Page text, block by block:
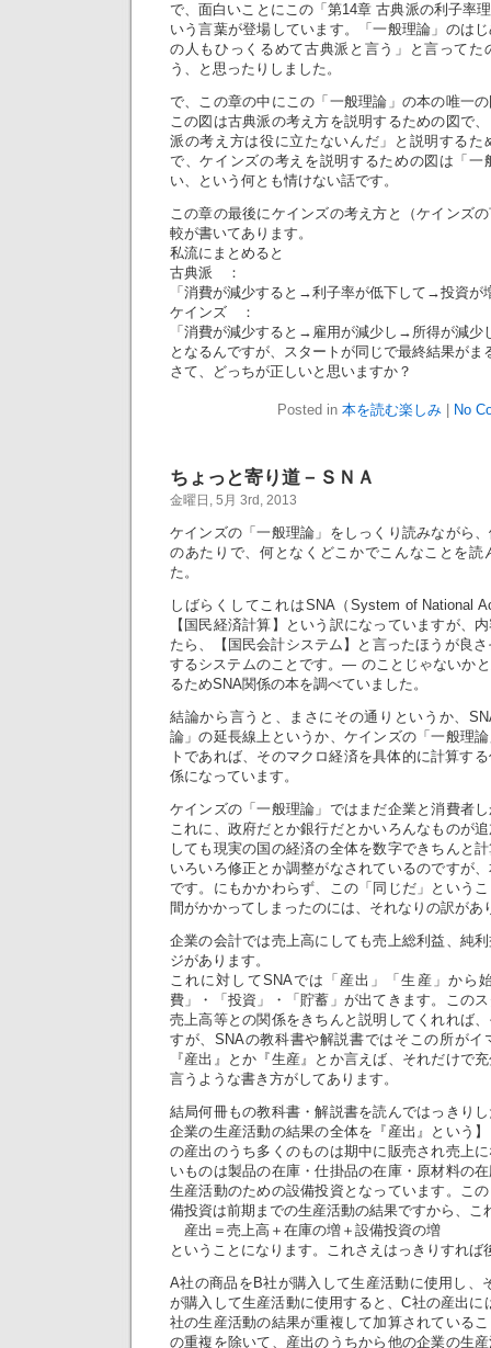
で、面白いことにこの「第14章 古典派の利子率
いう言葉が登場しています。「一般理論」のは
の人もひっくるめて古典派と言う」と言ってた
う、と思ったりしました。
で、この章の中にこの「一般理論」の本の唯一
この図は古典派の考え方を説明するための図で
派の考え方は役に立たないんだ」と説明するた
で、ケインズの考えを説明するための図は「一
い、という何とも情けない話です。
この章の最後にケインズの考え方と（ケインズ
較が書いてあります。
私流にまとめると
古典派 ：
「消費が減少すると→利子率が低下して→投資が
ケインズ ：
「消費が減少すると→雇用が減少し→所得が減
となるんですが、スタートが同じで最終結果がま
さて、どっちが正しいと思いますか？
Posted in 本を読む楽しみ| No
ちょっと寄り道－ＳＮＡ
金曜日, 5月 3rd, 2013
ケインズの「一般理論」をしっくり読みながら
のあたりで、何となくどこかでこんなことを読
た。
しばらくしてこれはSNA（System of National
【国民経済計算】という訳になっていますが、
たら、【国民会計システム】と言ったほうが良
するシステムのことです。― のことじゃないか
るためSNA関係の本を調べていました。
結論から言うと、まさにその通りというか、
論」の延長線上というか、ケインズの「一般理
トであれば、そのマクロ経済を具体的に計算す
係になっています。
ケインズの「一般理論」ではまだ企業と消費者
これに、政府だとか銀行だとかいろんなものが
しても現実の国の経済の全体を数字できちんと
いろいろ修正とか調整がなされているのですが
です。にもかかわらず、この「同じだ」という
間がかかってしまったのには、それなりの訳があ
企業の会計では売上高にしても売上総利益、純
ジがあります。
これに対してSNAでは「産出」「生産」から
費」・「投資」・「貯蓄」が出てきます。この
売上高等との関係をきちんと説明してくれれば
すが、SNAの教科書や解説書ではそこの所がイ
『産出』とか『生産』とか言えば、それだけで
言うような書き方がしてあります。
結局何冊もの教科書・解説書を読んではっきり
企業の生産活動の結果の全体を『産出』という
の産出のうち多くのものは期中に販売され売上
いものは製品の在庫・仕掛品の在庫・原材料の
生産活動のための設備投資となっています。こ
備投資は前期までの生産活動の結果ですから、こ
産出＝売上高＋在庫の増＋設備投資の増
ということになります。これさえはっきりすれば
A社の商品をB社が購入して生産活動に使用し、
が購入して生産活動に使用すると、C社の産出
社の生産活動の結果が重複して加算されている
の重複を除いて、産出のうちから他の企業の生